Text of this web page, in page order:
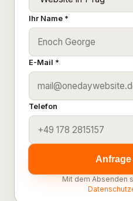
Ihr Name *
E-Mail *
Telefon
Anfrage
Mit dem Absenden